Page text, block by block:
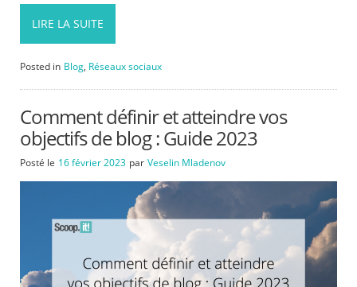
LIRE LA SUITE
Posted in Blog, Réseaux sociaux
Comment définir et atteindre vos
objectifs de blog : Guide 2023
Posté le 16 février 2023 par Veselin Mladenov